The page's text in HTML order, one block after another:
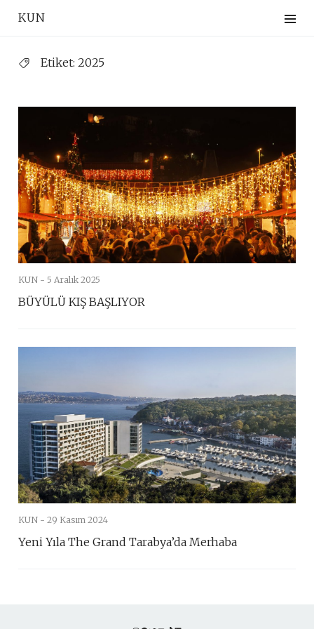
KUN
Etiket: 2025
KUN - 5 Aralık 2025
BÜYÜLÜ KIŞ BAŞLIYOR
KUN - 29 Kasım 2024
Yeni Yıla The Grand Tarabya’da Merhaba
Instagram
Facebook
TwitterYouTube
TikTok